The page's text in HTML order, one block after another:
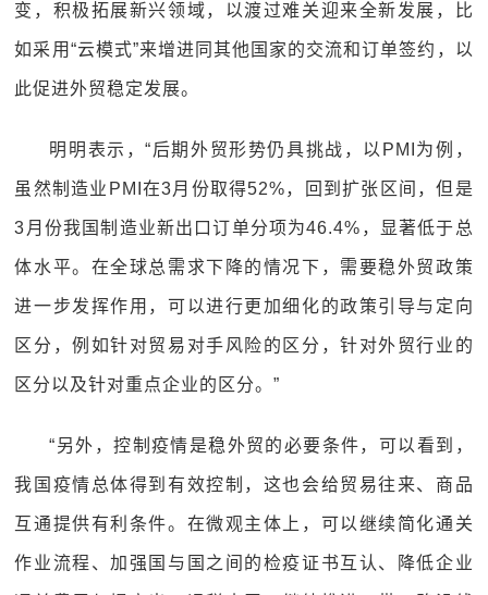
变，积极拓展新兴领域，以渡过难关迎来全新发展，比
如采用“云模式”来增进同其他国家的交流和订单签约，以
此促进外贸稳定发展。
明明表示，“后期外贸形势仍具挑战，以PMI为例，
虽然制造业PMI在3月份取得52%，回到扩张区间，但是
3月份我国制造业新出口订单分项为46.4%，显著低于总
体水平。在全球总需求下降的情况下，需要稳外贸政策
进一步发挥作用，可以进行更加细化的政策引导与定向
区分，例如针对贸易对手风险的区分，针对外贸行业的
区分以及针对重点企业的区分。”
“另外，控制疫情是稳外贸的必要条件，可以看到，
我国疫情总体得到有效控制，这也会给贸易往来、商品
互通提供有利条件。在微观主体上，可以继续简化通关
作业流程、加强国与国之间的检疫证书互认、降低企业